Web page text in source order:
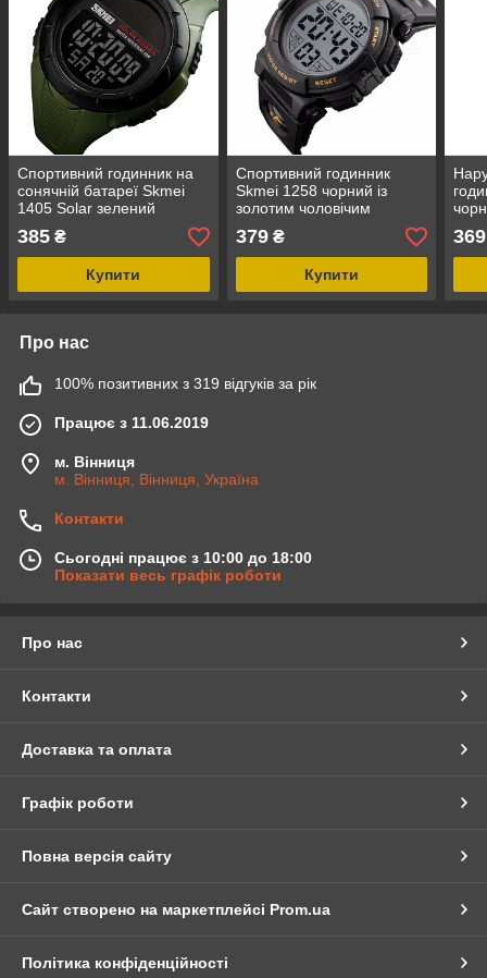
Спортивний годинник на
сонячній батареї Skmei
1405 Solar зелений
чоловічі
385 ₴
Купити
Спортивний годинник
Skmei 1258 чорний із
золотим чоловічим
379₴
Купити
369
Про нас
100% позитивних з 319 відгуків за рік
Працює з 11.06.2019
м. Вінниця
м. Вінниця, Вінниця, Україна
Контакти
Сьогодні працює з 10:00 до 18:00
Показати весь графік роботи
Про нас
Контакти
Доставка та оплата
Графік роботи
Повна версія сайту
Сайт створено на маркетплейсі Prom.ua
Політика конфіденційності